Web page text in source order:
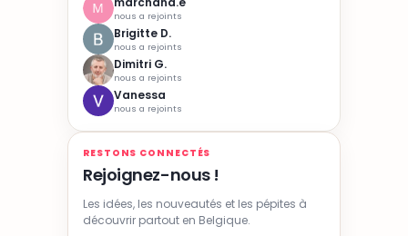
nous a rejoints
Brigitte D.
nous a rejoints
Dimitri G.
nous a rejoints
Vanessa
nous a rejoints
RESTONS CONNECTÉS
Rejoignez-nous !
Les idées, les nouveautés et les pépites à
découvrir partout en Belgique.